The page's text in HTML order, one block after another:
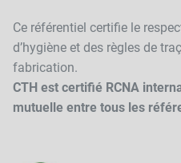
Ce référentiel certifie le
d’hygiène et des règles de
fabrication.
CTH est certifié RCNA
mutuelle entre tous les